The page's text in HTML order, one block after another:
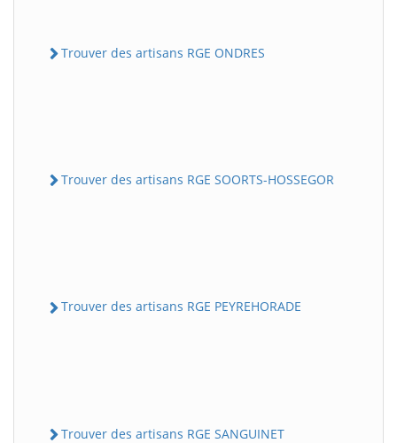
Trouver des artisans RGE ONDRES
Trouver des artisans RGE SOORTS-HOSSEGOR
Trouver des artisans RGE PEYREHORADE
Trouver des artisans RGE SANGUINET